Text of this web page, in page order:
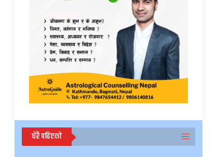
धेरै पढिएको